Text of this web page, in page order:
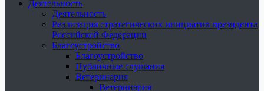
Деятельность
Деятельность
Реализация стратегических инициатив президента
Российской Федерации
Благоустройство
Благоустройство
Публичные слушания
Ветеринария
Ветеринария